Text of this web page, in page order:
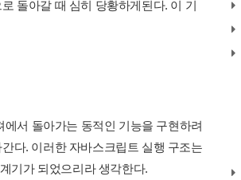
돌아갈 때 심히 당황하게된다. 이 기
서 돌아가는 동적인 기능을 구현하려
간다. 이러한 자바스크립트 실행 구조는
기가 되었으리라 생각한다.